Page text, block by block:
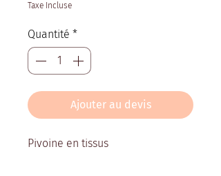
Taxe Incluse
Quantité *
Ajouter au devis
Pivoine en tissus